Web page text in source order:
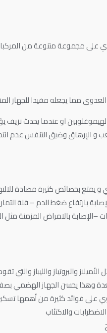
مجموعة متنوعة من
مما يجعله مفيدا للجهاز
او عندما يحدث نزيف
و الإرهاق وضيق التنفس عدم
يمتع بخصائص كثيرة مضادة
بارتفاع ضغط الدم – قلة
بالامراض المزمنة
والبروتياز والليباز
وهذا يحسن الجهاز الهضمي
فوائد كثيرة من أهمها
والاكتئاب